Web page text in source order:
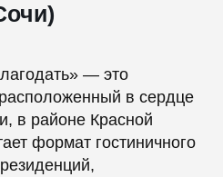
— это
в сердце
в районе Красной
формат гостиничного